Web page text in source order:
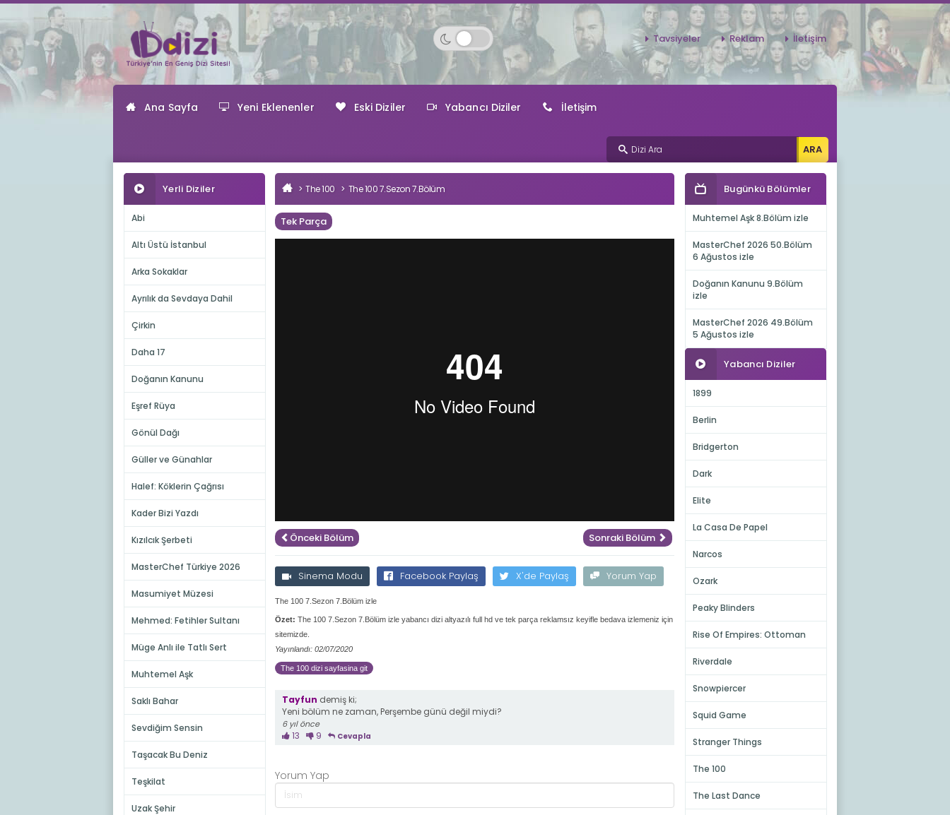
Tavsiyeler Reklam İletişim
Ana Sayfa Yeni Eklenenler Eski Diziler Yabancı Diziler İletişim
Yerli Diziler
Abi
Altı Üstü İstanbul
Arka Sokaklar
Ayrılık da Sevdaya Dahil
Çirkin
Daha 17
Doğanın Kanunu
Eşref Rüya
Gönül Dağı
Güller ve Günahlar
Halef: Köklerin Çağrısı
Kader Bizi Yazdı
Kızılcık Şerbeti
MasterChef Türkiye 2026
Masumiyet Müzesi
Mehmed: Fetihler Sultanı
Müge Anlı ile Tatlı Sert
Muhtemel Aşk
Saklı Bahar
Sevdiğim Sensin
Taşacak Bu Deniz
Teşkilat
Uzak Şehir
The 100 The 100 7.Sezon 7.Bölüm
Tek Parça
Önceki Bölüm Sonraki Bölüm
Sinema Modu Facebook Paylaş X'de Paylaş Yorum Yap
The 100 7.Sezon 7.Bölüm izle
Özet: The 100 7.Sezon 7.Bölüm izle yabancı dizi altyazılı full hd ve tek parça reklamsız keyifle bedava izlemeniz için
sitemizde.
Yayınlandı: 02/07/2020
The 100 dizi sayfasina git
Tayfun demiş ki;
Yeni bölüm ne zaman, Perşembe günü değil miydi?
6 yıl önce
13 9 Cevapla
Yorum Yap
Bugünkü Bölümler
Muhtemel Aşk 8.Bölüm izle
MasterChef 2026 50.Bölüm
6 Ağustos izle
Doğanın Kanunu 9.Bölüm
izle
MasterChef 2026 49.Bölüm
5 Ağustos izle
Yabancı Diziler
1899
Berlin
Bridgerton
Dark
Elite
La Casa De Papel
Narcos
Ozark
Peaky Blinders
Rise Of Empires: Ottoman
Riverdale
Snowpiercer
Squid Game
Stranger Things
The 100
The Last Dance